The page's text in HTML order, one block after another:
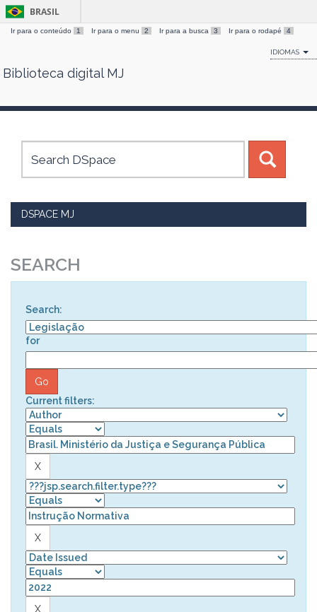
Skip
BRASIL
Ir para o conteúdo 1 Ir para o menu 2 Ir para a busca 3 Ir para o rodapé 4
IDIOMAS
Biblioteca digital MJ
DSPACE MJ
SEARCH
Search:
for
Current filters: